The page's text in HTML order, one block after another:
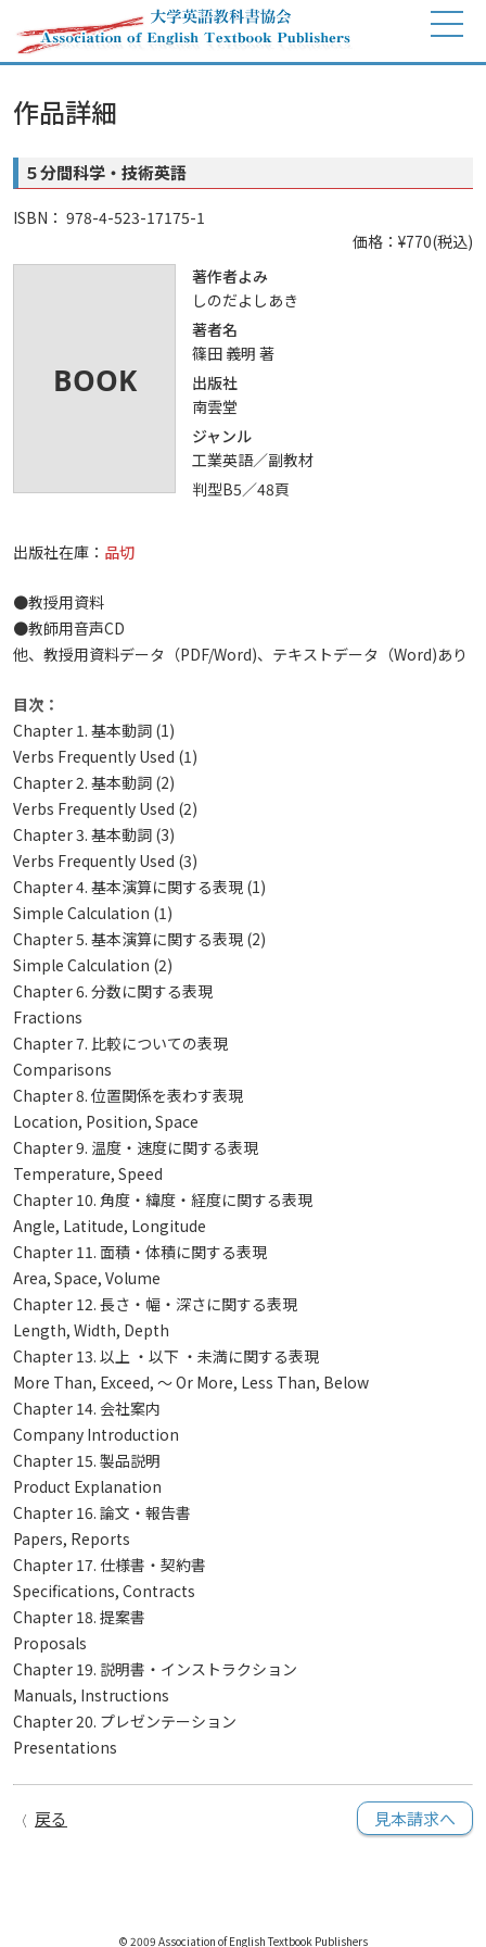
作品詳細
５分間科学・技術英語
ISBN： 978-4-523-17175-1
価格：¥770(税込)
著作者よみ
しのだよしあき
著者名
篠田 義明 著
出版社
南雲堂
ジャンル
工業英語／副教材
判型B5／48頁
出版社在庫： 品切
●教授用資料
●教師用音声CD
他、教授用資料データ（PDF/Word)、テキストデータ（Word)あり
目次：
Chapter 1. 基本動詞 (1)
Verbs Frequently Used (1)
Chapter 2. 基本動詞 (2)
Verbs Frequently Used (2)
Chapter 3. 基本動詞 (3)
Verbs Frequently Used (3)
Chapter 4. 基本演算に関する表現 (1)
Simple Calculation (1)
Chapter 5. 基本演算に関する表現 (2)
Simple Calculation (2)
Chapter 6. 分数に関する表現
Fractions
Chapter 7. 比較についての表現
Comparisons
Chapter 8. 位置関係を表わす表現
Location, Position, Space
Chapter 9. 温度・速度に関する表現
Temperature, Speed
Chapter 10. 角度・緯度・経度に関する表現
Angle, Latitude, Longitude
Chapter 11. 面積・体積に関する表現
Area, Space, Volume
Chapter 12. 長さ・幅・深さに関する表現
Length, Width, Depth
Chapter 13. 以上 ・以下 ・未満に関する表現
More Than, Exceed, 〜 Or More, Less Than, Below
Chapter 14. 会社案内
Company Introduction
Chapter 15. 製品説明
Product Explanation
Chapter 16. 論文・報告書
Papers, Reports
Chapter 17. 仕様書・契約書
Specifications, Contracts
Chapter 18. 提案書
Proposals
Chapter 19. 説明書・インストラクション
Manuals, Instructions
Chapter 20. プレゼンテーション
Presentations
戻る 見本請求へ
© 2009 Association of English Textbook Publishers